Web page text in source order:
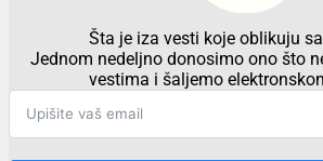
Šta je iza vesti koje oblikuju
Jednom nedeljno donosimo ono što
vestima i šaljemo